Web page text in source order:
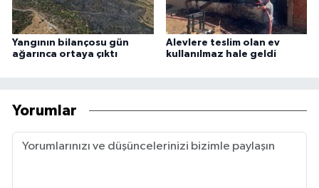
Yangının bilançosu gün
ağarınca ortaya çıktı
Alevlere teslim olan ev
kullanılmaz hale geldi
Yorumlar